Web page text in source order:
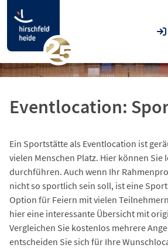
Eventlocation:
Ein Sportstätte als Eventlocation ist
vielen Menschen Platz. Hier können Sie
durchführen. Auch wenn Ihr
nicht so sportlich sein soll, ist eine
Option für Feiern mit vielen
hier eine interessante Übersicht mit
Vergleichen Sie kostenlos mehrere
entscheiden Sie sich für Ihre